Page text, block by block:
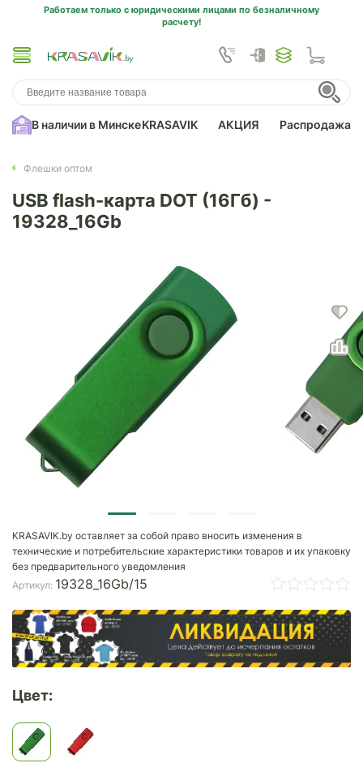
Работаем только с юридическими лицами по безналичному
расчету!
В наличии в МинскеKRASAVIK АКЦИЯ Распродажа
Флешки оптом
USB flash-карта DOT (16Гб) -
19328_16Gb
KRASAVIK.by оставляет за собой право вносить изменения в
технические и потребительские характеристики товаров и их упаковку
без предварительного уведомления
Артикул: 19328_16Gb/15
Цвет: